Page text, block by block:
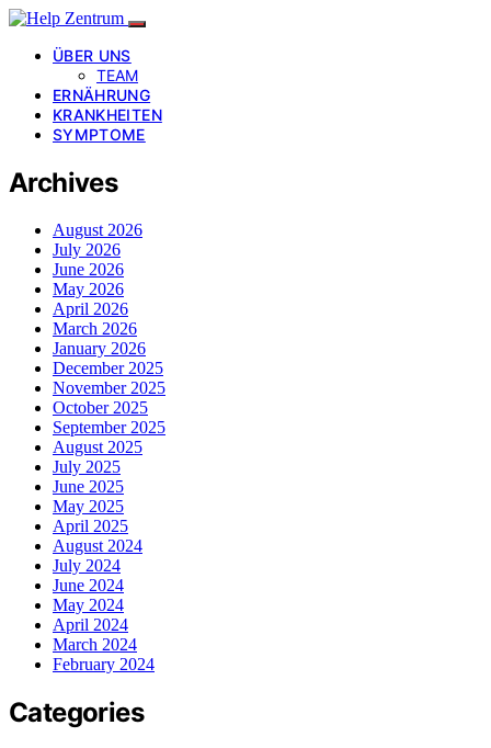
ÜBER UNS
TEAM
ERNÄHRUNG
KRANKHEITEN
SYMPTOME
Archives
August 2026
July 2026
June 2026
May 2026
April 2026
March 2026
January 2026
December 2025
November 2025
October 2025
September 2025
August 2025
July 2025
June 2025
May 2025
April 2025
August 2024
July 2024
June 2024
May 2024
April 2024
March 2024
February 2024
Categories